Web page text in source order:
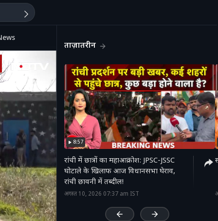
'
ताज़ातरीन
8:57
रांची में छात्रों का महाआक्रोश: JPSC-JSSC
घोटाले के खिलाफ आज विधानसभा घेराव,
रांची छावनी में तब्दील!
अगस्त 10, 2026 07:37 am IST